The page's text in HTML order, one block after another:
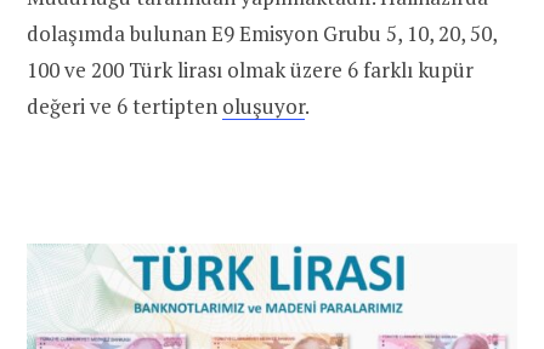
dolaşımda bulunan E9 Emisyon Grubu 5, 10, 20, 50,
100 ve 200 Türk lirası olmak üzere 6 farklı kupür
değeri ve 6 tertipten oluşuyor.